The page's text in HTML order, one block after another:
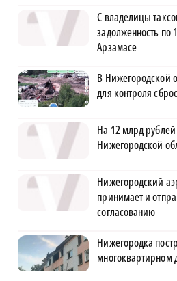
С владелицы
задолженность
Арзамасе
В Нижегородской
для контроля
На 12 млрд
Нижегородской
Нижегородский
принимает и
согласованию
Нижегородка
многоквартирном